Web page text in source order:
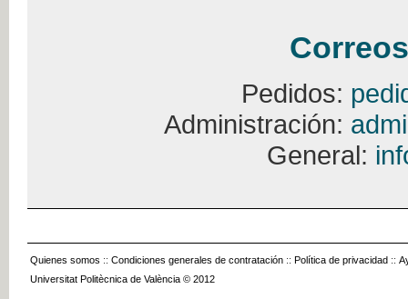
Pedidos:
Administración:
General:
Quienes somos :: Condiciones generales de contratación :: Política de privacidad ::
Universitat Politècnica de València © 2012